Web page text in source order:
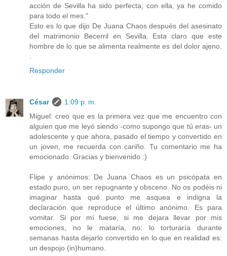
acción de Sevilla ha sido perfecta; con ella, ya he comido
para todo el mes."
Esto es lo que dijo De Juana Chaos después del asesinato
del matrimonio Becerril en Sevilla. Esta claro que este
hombre de lo que se alimenta realmente es del dolor ajeno.
Responder
César
1:09 p. m.
Miguel: creo que es la primera vez que me encuentro con
alguien que me leyó siendo -como supongo que tú eras- un
adolescente y que ahora, pasado el tiempo y convertido en
un joven, me recuerda con cariño. Tu comentario me ha
emocionado. Gracias y bienvenido :)
Flipe y anónimos: De Juana Chaos es un psicópata en
estado puro, un ser repugnante y obsceno. No os podéis ni
imaginar hasta qué punto me asquea e indigna la
declaración que reproduce el último anónimo. Es para
vomitar. Si por mí fuese, si me dejara llevar por mis
emociones, no le mataría, no: lo torturaría durante
semanas hasta dejarlo convertido en lo que en realidad es:
un despojo (in)humano.